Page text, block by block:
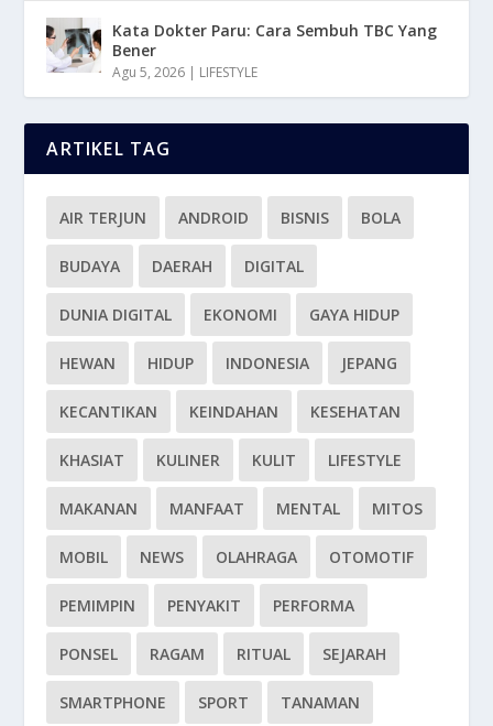
Kata Dokter Paru: Cara Sembuh TBC Yang
Bener
Agu 5, 2026 | LIFESTYLE
ARTIKEL TAG
AIR TERJUN ANDROID BISNIS BOLA
BUDAYA DAERAH DIGITAL
DUNIA DIGITAL EKONOMI GAYA HIDUP
HEWAN HIDUP INDONESIA JEPANG
KECANTIKAN KEINDAHAN KESEHATAN
KHASIAT KULINER KULIT LIFESTYLE
MAKANAN MANFAAT MENTAL MITOS
MOBIL NEWS OLAHRAGA OTOMOTIF
PEMIMPIN PENYAKIT PERFORMA
PONSEL RAGAM RITUAL SEJARAH
SMARTPHONE SPORT TANAMAN